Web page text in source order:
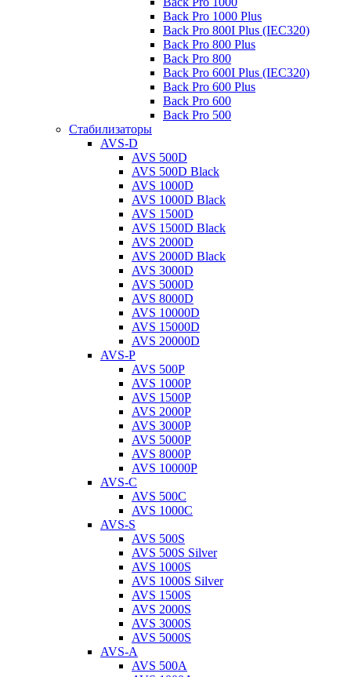
Back Pro 1000 Plus
Back Pro 800I Plus (IEC320)
Back Pro 800 Plus
Back Pro 800
Back Pro 600I Plus (IEC320)
Back Pro 600 Plus
Back Pro 600
Back Pro 500
Стабилизаторы
AVS-D
AVS 500D
AVS 500D Black
AVS 1000D
AVS 1000D Black
AVS 1500D
AVS 1500D Black
AVS 2000D
AVS 2000D Black
AVS 3000D
AVS 5000D
AVS 8000D
AVS 10000D
AVS 15000D
AVS 20000D
AVS-P
AVS 500P
AVS 1000P
AVS 1500P
AVS 2000P
AVS 3000P
AVS 5000P
AVS 8000P
AVS 10000P
AVS-C
AVS 500C
AVS 1000C
AVS-S
AVS 500S
AVS 500S Silver
AVS 1000S
AVS 1000S Silver
AVS 1500S
AVS 2000S
AVS 3000S
AVS 5000S
AVS-A
AVS 500A